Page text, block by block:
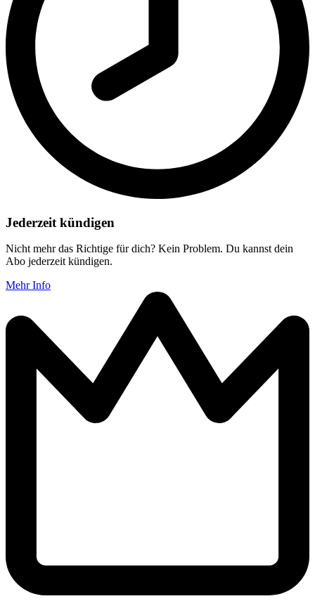
Jederzeit kündigen
Nicht mehr das Richtige für dich? Kein Problem. Du kannst dein
Abo jederzeit kündigen.
Mehr Info